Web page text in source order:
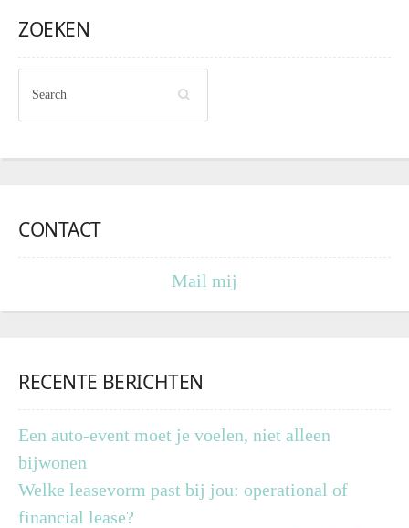
ZOEKEN
CONTACT
Mail mij
RECENTE BERICHTEN
Een auto-event moet je voelen, niet alleen
bijwonen
Welke leasevorm past bij jou: operational of
financial lease?